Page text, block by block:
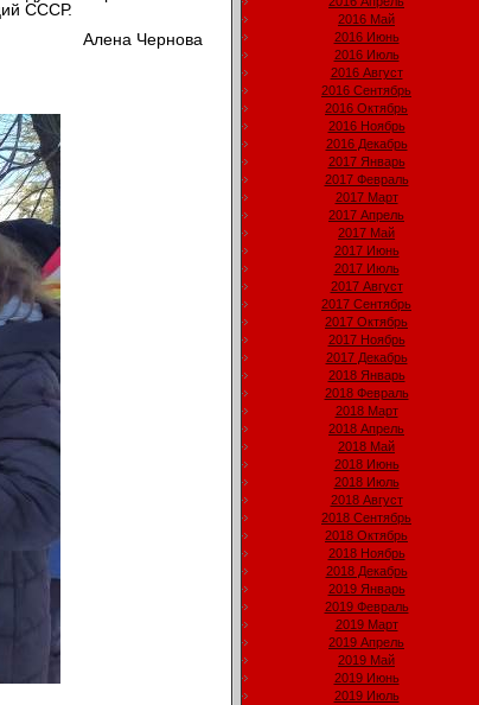
СССР.
Алена Чернова
2016 Май
2016 Июнь
2016 Июль
2016 Август
2016 Сентябрь
2016 Октябрь
2016 Ноябрь
2016 Декабрь
2017 Январь
2017 Февраль
2017 Март
2017 Апрель
2017 Май
2017 Июнь
2017 Июль
2017 Август
2017 Сентябрь
2017 Октябрь
2017 Ноябрь
2017 Декабрь
2018 Январь
2018 Февраль
2018 Март
2018 Апрель
2018 Май
2018 Июнь
2018 Июль
2018 Август
2018 Сентябрь
2018 Октябрь
2018 Ноябрь
2018 Декабрь
2019 Январь
2019 Февраль
2019 Март
2019 Апрель
2019 Май
2019 Июнь
2019 Июль